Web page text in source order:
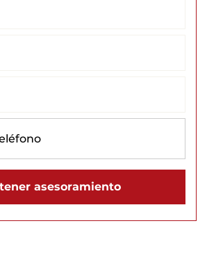
asesoramiento